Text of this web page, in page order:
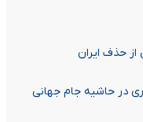
حذف ایران
در حاشیه جام جهانی